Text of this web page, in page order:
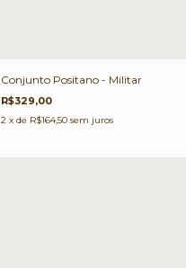
Conjunto Positano - Militar
R$329,00
2 x de R$164,50 sem juros